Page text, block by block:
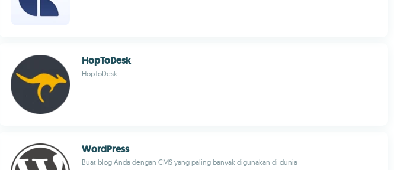
HopToDesk
HopToDesk
WordPress
Buat blog Anda dengan CMS yang paling banyak digunakan di dunia